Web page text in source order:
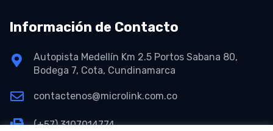
Información de Contacto
Autopista Medellín Km 2.5 Portos Sabana 80,
Bodega 7, Cota, Cundinamarca
contactenos@microlink.com.co
(+57) 3107014774